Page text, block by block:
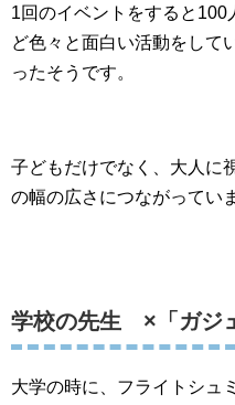
1回のイベントをすると
ど色々と面白い活動をして
ったそうです。
子どもだけでなく、大人に
の幅の広さにつながってい
学校の先生 ×「ガジ
大学の時に、フライトシュ